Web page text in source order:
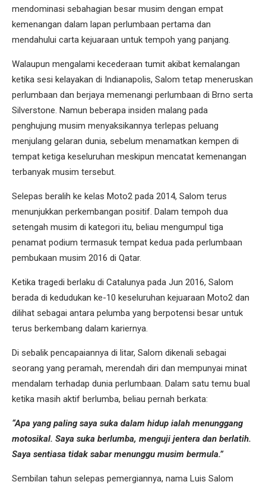
mendominasi sebahagian besar musim dengan empat
kemenangan dalam lapan perlumbaan pertama dan
mendahului carta kejuaraan untuk tempoh yang panjang.
Walaupun mengalami kecederaan tumit akibat kemalangan
ketika sesi kelayakan di Indianapolis, Salom tetap meneruskan
perlumbaan dan berjaya memenangi perlumbaan di Brno serta
Silverstone. Namun beberapa insiden malang pada
penghujung musim menyaksikannya terlepas peluang
menjulang gelaran dunia, sebelum menamatkan kempen di
tempat ketiga keseluruhan meskipun mencatat kemenangan
terbanyak musim tersebut.
Selepas beralih ke kelas Moto2 pada 2014, Salom terus
menunjukkan perkembangan positif. Dalam tempoh dua
setengah musim di kategori itu, beliau mengumpul tiga
penamat podium termasuk tempat kedua pada perlumbaan
pembukaan musim 2016 di Qatar.
Ketika tragedi berlaku di Catalunya pada Jun 2016, Salom
berada di kedudukan ke-10 keseluruhan kejuaraan Moto2 dan
dilihat sebagai antara pelumba yang berpotensi besar untuk
terus berkembang dalam kariernya.
Di sebalik pencapaiannya di litar, Salom dikenali sebagai
seorang yang peramah, merendah diri dan mempunyai minat
mendalam terhadap dunia perlumbaan. Dalam satu temu bual
ketika masih aktif berlumba, beliau pernah berkata:
“Apa yang paling saya suka dalam hidup ialah menunggang
motosikal. Saya suka berlumba, menguji jentera dan berlatih.
Saya sentiasa tidak sabar menunggu musim bermula.”
Sembilan tahun selepas pemergiannya, nama Luis Salom